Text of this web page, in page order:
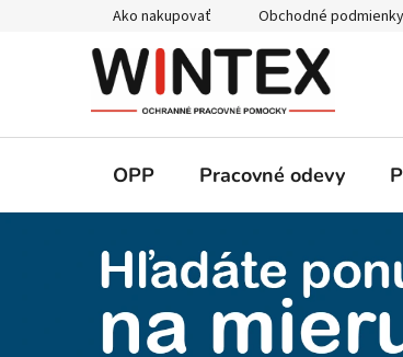
Ako nakupovať Obchodné podmienky
OPP Pracovné odevy